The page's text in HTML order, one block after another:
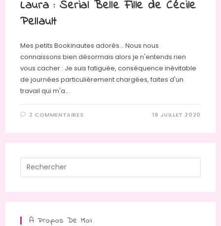
Laura : Serial Belle Fille de Cécile
Pellault
Mes petits Bookinautes adorés... Nous nous
connaissons bien désormais alors je n'entends rien
vous cacher : Je suis fatiguée, conséquence inévitable
de journées particulièrement chargées, faites d'un
travail qui m'a…
2 COMMENTAIRES 19 JUILLET 2020
A Propos De Moi